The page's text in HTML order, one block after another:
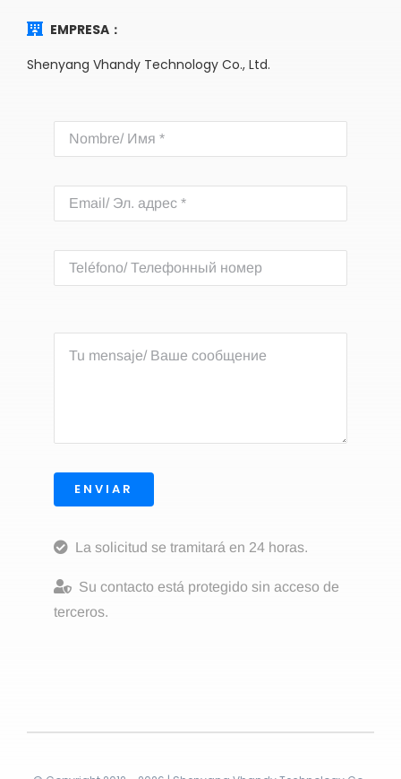
EMPRESA：
Shenyang Vhandy Technology Co., Ltd.
ENVIAR
La solicitud se tramitará en 24 horas.
Su contacto está protegido sin acceso de
terceros.